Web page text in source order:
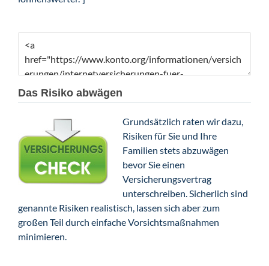
Das Risiko abwägen
Grundsätzlich raten wir dazu,
Risiken für Sie und Ihre
Familien stets abzuwägen
bevor Sie einen
Versicherungsvertrag
unterschreiben. Sicherlich sind
genannte Risiken realistisch, lassen sich aber zum
großen Teil durch einfache Vorsichtsmaßnahmen
minimieren.